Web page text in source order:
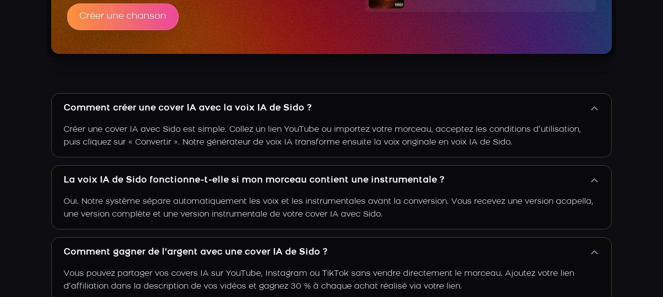
Créer une chanson
Comment créer une cover IA avec la voix IA de Sido ?
Créer une cover IA avec Sido est simple. Collez un lien YouTube ou importez votre morceau, acceptez les conditions d’utilisation,
puis cliquez sur « Convertir ». Notre générateur de voix IA transforme ensuite la voix originale en voix IA de Sido.
La voix IA de Sido fonctionne-t-elle si mon morceau contient une instrumentale ?
Oui. Notre système sépare automatiquement les voix et les instrumentales avant la conversion. Vous recevez une version acapella,
une version complète et une version instrumentale de votre cover IA avec Sido.
Comment gagner de l’argent avec une cover IA de Sido ?
Vous pouvez partager vos covers IA sur YouTube, Instagram ou TikTok sans vendre directement le morceau. Ajoutez votre lien
d’affiliation dans la description de vos vidéos et gagnez 30 % à chaque achat réalisé via votre lien.